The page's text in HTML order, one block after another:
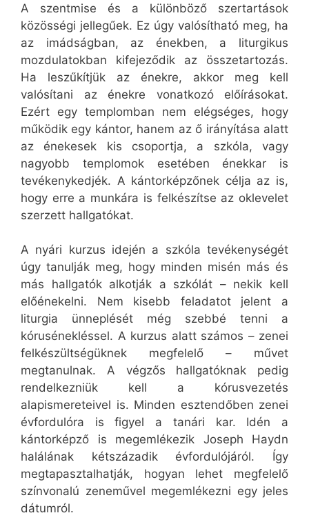
A szentmise és a különböző szertartások
közösségi jellegűek. Ez úgy valósítható meg, ha
az imádságban, az énekben, a liturgikus
mozdulatokban kifejeződik az összetartozás.
Ha leszűkítjük az énekre, akkor meg kell
valósítani az énekre vonatkozó előírásokat.
Ezért egy templomban nem elégséges, hogy
működik egy kántor, hanem az ő irányítása alatt
az énekesek kis csoportja, a szkóla, vagy
nagyobb templomok esetében énekkar is
tevékenykedjék. A kántorképzőnek célja az is,
hogy erre a munkára is felkészítse az oklevelet
szerzett hallgatókat.
A nyári kurzus idején a szkóla tevékenységét
úgy tanulják meg, hogy minden misén más és
más hallgatók alkotják a szkólát – nekik kell
előénekelni. Nem kisebb feladatot jelent a
liturgia ünneplését még szebbé tenni a
kórusénekléssel. A kurzus alatt számos – zenei
felkészültségüknek megfelelő – művet
megtanulnak. A végzős hallgatóknak pedig
rendelkezniük kell a kórusvezetés
alapismereteivel is. Minden esztendőben zenei
évfordulóra is figyel a tanári kar. Idén a
kántorképző is megemlékezik Joseph Haydn
halálának kétszázadik évfordulójáról. Így
megtapasztalhatják, hogyan lehet megfelelő
színvonalú zeneművel megemlékezni egy jeles
dátumról.